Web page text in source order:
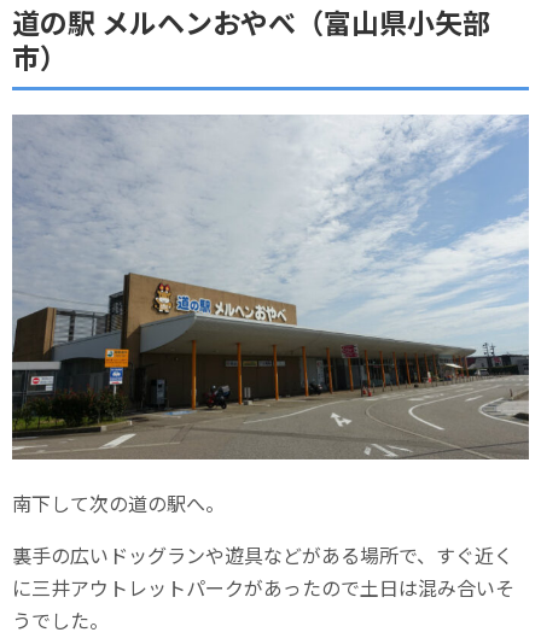
道の駅 メルヘンおやべ（富山県小矢部
市）
南下して次の道の駅へ。
裏手の広いドッグランや遊具などがある場所で、すぐ近く
に三井アウトレットパークがあったので土日は混み合いそ
うでした。